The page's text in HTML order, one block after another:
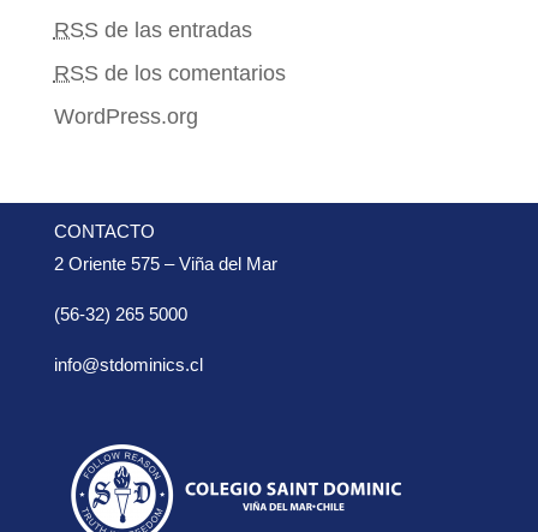
RSS de las entradas
RSS de los comentarios
WordPress.org
CONTACTO
2 Oriente 575 – Viña del Mar
(56-32) 265 5000
info@stdominics.cl